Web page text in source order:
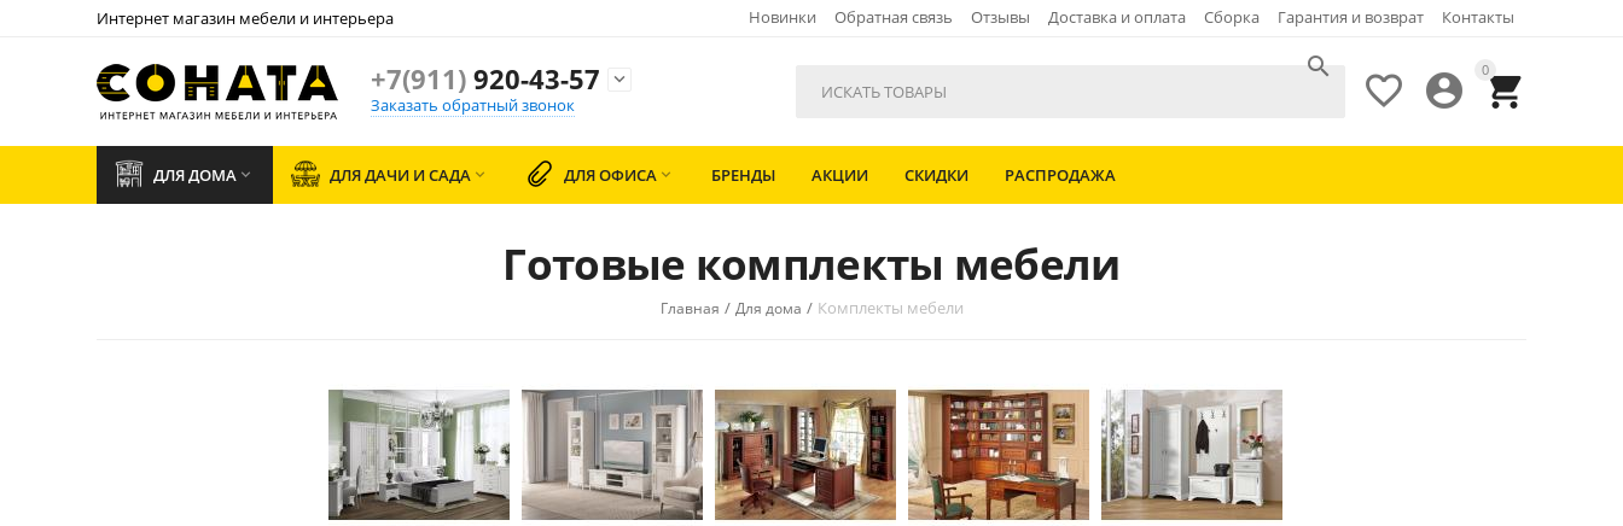
Интернет магазин мебели и интерьера Новинки Обратная связь Отзывы Доставка и оплата Сборка Гарантия и возврат Контакты
+7(911)920-43-57

Заказать обратный звонок
0



ДЛЯ ДОМА  ДЛЯ ДАЧИ И САДА  ДЛЯ ОФИСА  БРЕНДЫ АКЦИИ СКИДКИ РАСПРОДАЖА
Готовые комплекты мебели
Главная / Для дома / Комплекты мебели